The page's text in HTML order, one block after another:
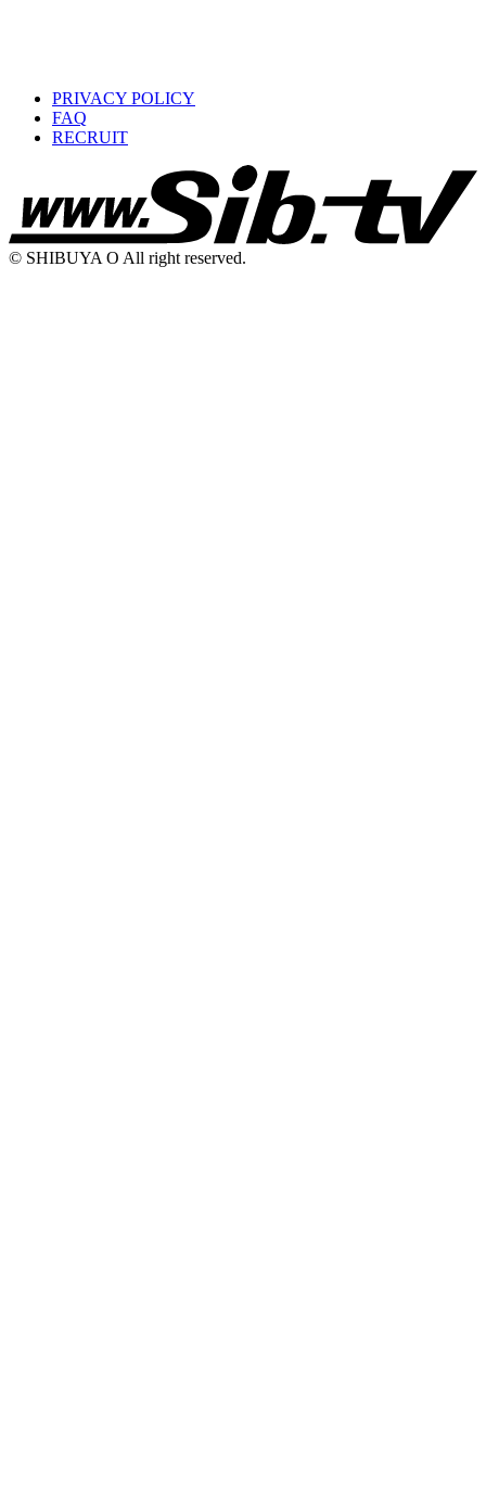
PRIVACY POLICY
FAQ
RECRUIT
© SHIBUYA O All right reserved.